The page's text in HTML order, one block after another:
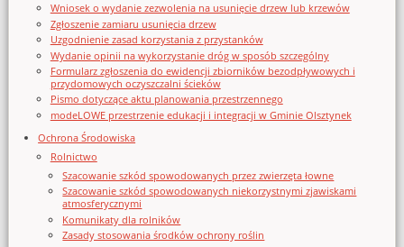
Wniosek o wydanie zezwolenia na usunięcie drzew lub krzewów
Zgłoszenie zamiaru usunięcia drzew
Uzgodnienie zasad korzystania z przystanków
Wydanie opinii na wykorzystanie dróg w sposób szczególny
Formularz zgłoszenia do ewidencji zbiorników bezodpływowych i
przydomowych oczyszczalni ścieków
Pismo dotyczące aktu planowania przestrzennego
modeLOWE przestrzenie edukacji i integracji w Gminie Olsztynek
Ochrona Środowiska
Rolnictwo
Szacowanie szkód spowodowanych przez zwierzęta łowne
Szacowanie szkód spowodowanych niekorzystnymi zjawiskami
atmosferycznymi
Komunikaty dla rolników
Zasady stosowania środków ochrony roślin